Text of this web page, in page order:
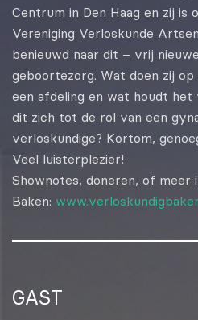
Centrum in Den Haag en zij is
Vereniging Verloskunde
benieuwd naar dit – vrij
geboortezorg. Wat doen zij
een afdeling en wat houdt het
dit zich tot de rol van een
verloskundige? Kortom,
Veel luisterplezier!
Shownotes, doneren, of meer
Baken:
GAST